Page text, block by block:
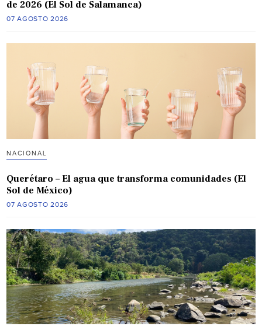
de 2026 (El Sol de Salamanca)
07 AGOSTO 2026
NACIONAL
Querétaro – El agua que transforma comunidades (El
Sol de México)
07 AGOSTO 2026